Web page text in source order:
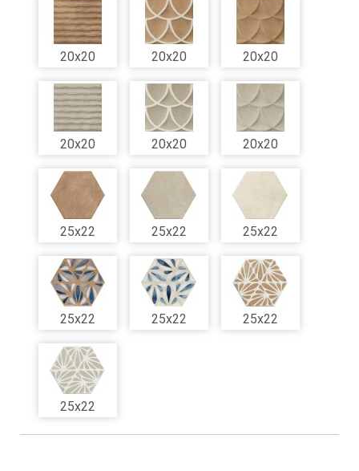
20x20 20x20 20x20
20x20 20x20 20x20
25x22 25x22 25x22
25x22 25x22 25x22
25x22